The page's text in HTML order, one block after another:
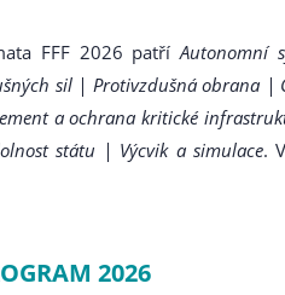
FFF 2026 patříAutonomní
sil | Protivzdušná obrana
a ochrana kritické
státu | Výcvik a simulace.
2026